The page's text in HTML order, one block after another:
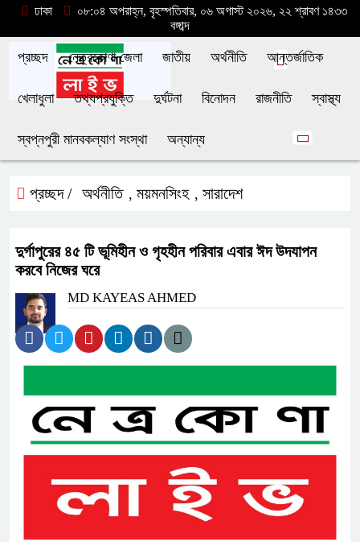
ঢাকা
০৮:০৪ অপরাহ্ন, বৃহস্পতিবার, ০৬ অগাস্ট ২০২৬, ২২ শ্রাবণ ১৪৩৩
বঙ্গাব্দ
প্রচ্ছদ নেত্রকোণা জেলা জাতীয় অর্থনীতি আন্তর্জাতিক
খেলাধুলা তথ্যপ্রযুক্তি দুর্ঘটনা বিনোদন রাজনীতি স্বাস্থ্য
স্বপ্নপুরী মানবকল্যাণ সংস্থা অন্যান্য
প্রচ্ছদ / অর্থনীতি , ময়মনসিংহ , সারাদেশ
দুর্গাপুরের ৪৫ টি ভূমিহীন ও গৃহহীন পরিবার এবার ঈদ উদযাপন
করবে নিজের ঘরে
MD KAYEAS AHMED